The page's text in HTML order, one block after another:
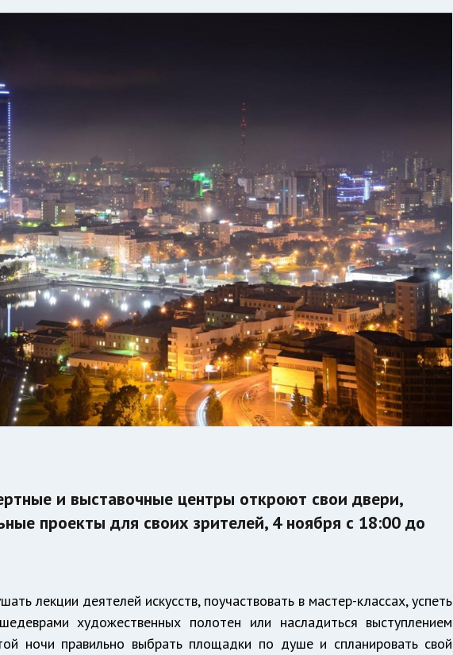
и выставочные центры откроют свои двери,
проекты для своих зрителей, 4 ноября с 18:00 до
лекции деятелей искусств, поучаствовать в мастер-классах, успеть
художественных полотен или насладиться выступлением
ночи правильно выбрать площадки по душе и спланировать свой